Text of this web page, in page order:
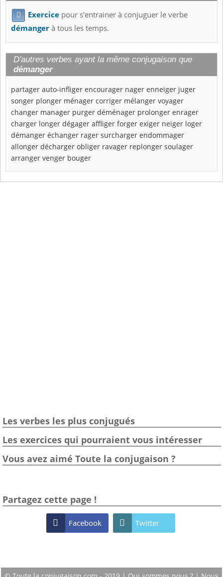
 Exercice pour s'entrainer à conjuguer le verbe
démangerà tous les temps.
D'autres verbes ayant la même conjugaison que
démanger
partager auto-infliger encourager nager enneiger juger
songer plonger ménager corriger mélanger voyager
changer manager purger déménager prolonger enrager
charger longer dégager affliger forger exiger neiger loger
démanger échanger rager surcharger endommager
allonger décharger obliger ravager replonger soulager
arranger venger bouger
Les verbes les plus conjugués
Les exercices qui pourraient vous intéresser
Vous avez aimé Toute la conjugaison ?
Partagez cette page !
 Facebook  Twitter